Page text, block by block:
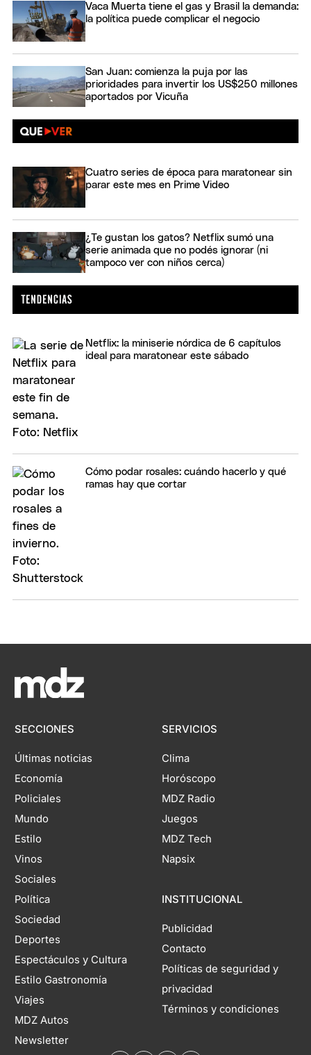
Vaca Muerta tiene el gas y Brasil la demanda:
la política puede complicar el negocio
San Juan: comienza la puja por las
prioridades para invertir los US$250 millones
aportados por Vicuña
Cuatro series de época para maratonear sin
parar este mes en Prime Video
¿Te gustan los gatos? Netflix sumó una
serie animada que no podés ignorar (ni
tampoco ver con niños cerca)
Netflix: la miniserie nórdica de 6 capítulos
ideal para maratonear este sábado
Cómo podar rosales: cuándo hacerlo y qué
ramas hay que cortar
SECCIONES
Últimas noticias
Economía
Policiales
Mundo
Estilo
Vinos
Sociales
Política
Sociedad
Deportes
Espectáculos y Cultura
Estilo Gastronomía
Viajes
MDZ Autos
Newsletter
SERVICIOS
Clima
Horóscopo
MDZ Radio
Juegos
MDZ Tech
Napsix
INSTITUCIONAL
Publicidad
Contacto
Políticas de seguridad y
privacidad
Términos y condiciones